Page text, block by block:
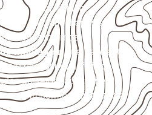
a ficha técnica.
que utilizam chapas em
internos.
montagem que necessitam
e espessura definidos.
ao setor náutico, sem
ou impermeabilidade total.